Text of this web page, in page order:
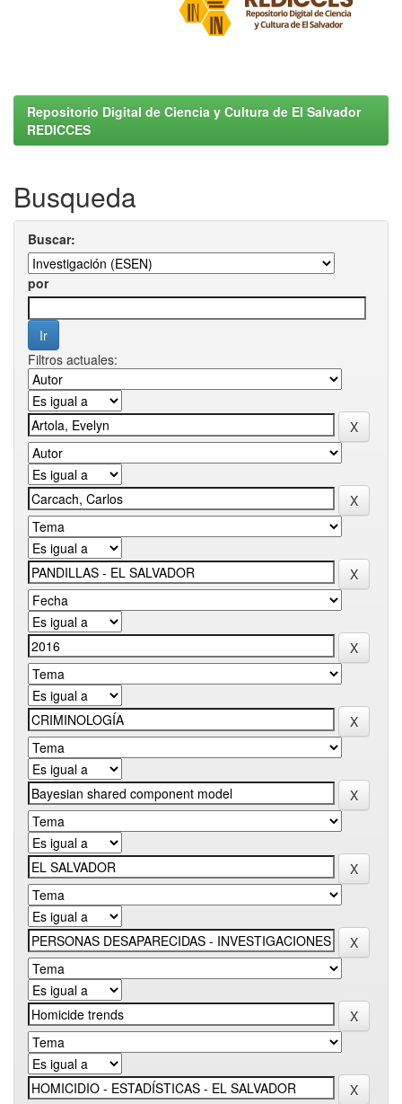
Repositorio Digital de Ciencia y Cultura de El Salvador
REDICCES
Busqueda
Buscar:
por
Filtros actuales: